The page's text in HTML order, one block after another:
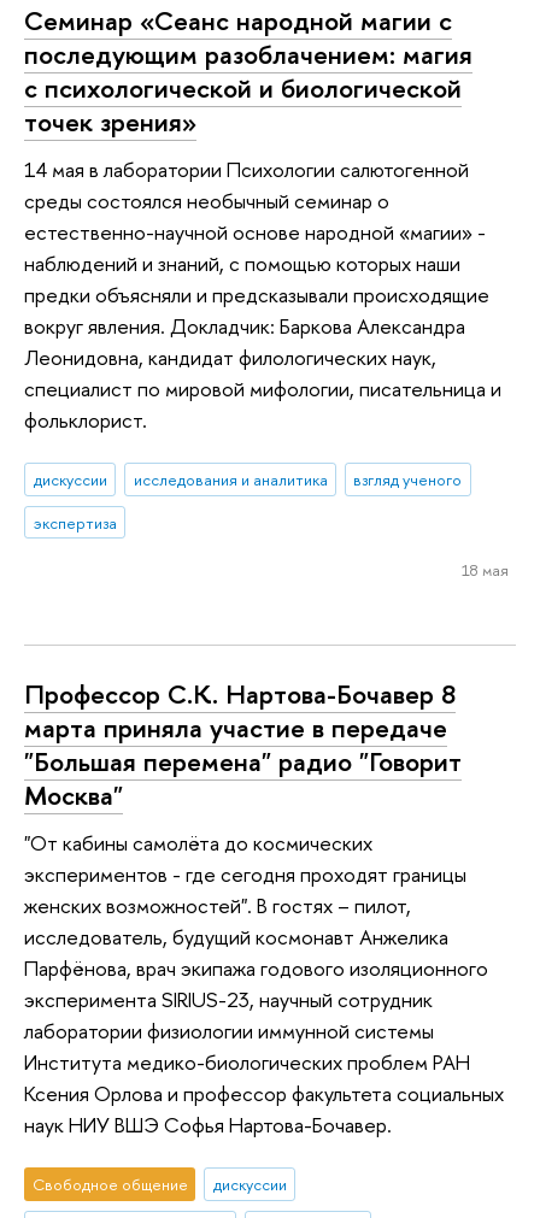
Семинар «Сеанс народной магии с
последующим разоблачением: магия
с психологической и биологической
точек зрения»
14 мая в лаборатории Психологии салютогенной
среды состоялся необычный семинар о
естественно-научной основе народной «магии» -
наблюдений и знаний, с помощью которых наши
предки объясняли и предсказывали происходящие
вокруг явления. Докладчик: Баркова Александра
Леонидовна, кандидат филологических наук,
специалист по мировой мифологии, писательница и
фольклорист.
дискуссии исследования и аналитика
взгляд ученого
экспертиза
18 мая
Профессор С.К. Нартова-Бочавер 8
марта приняла участие в передаче
"Большая перемена" радио "Говорит
Москва"
"От кабины самолёта до космических
экспериментов - где сегодня проходят границы
женских возможностей". В гостях – пилот,
исследователь, будущий космонавт Анжелика
Парфёнова, врач экипажа годового изоляционного
эксперимента SIRIUS-23, научный сотрудник
лаборатории физиологии иммунной системы
Института медико-биологических проблем РАН
Ксения Орлова и профессор факультета социальных
наук НИУ ВШЭ Софья Нартова-Бочавер.
Свободное общение
дискуссии